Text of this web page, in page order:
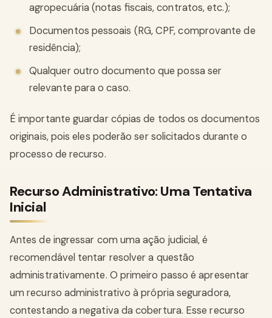
agropecuária (notas fiscais, contratos, etc.);
Documentos pessoais (RG, CPF, comprovante de
residência);
Qualquer outro documento que possa ser
relevante para o caso.
É importante guardar cópias de todos os documentos
originais, pois eles poderão ser solicitados durante o
processo de recurso.
Recurso Administrativo: Uma Tentativa
Inicial
Antes de ingressar com uma ação judicial, é
recomendável tentar resolver a questão
administrativamente. O primeiro passo é apresentar
um recurso administrativo à própria seguradora,
contestando a negativa da cobertura. Esse recurso